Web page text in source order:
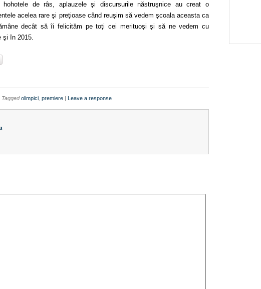
hohotele de râs, aplauzele şi discursurile năstruşnice au creat o
acelea rare şi preţioase când reuşim să vedem şcoala aceasta ca
decât să îi felicităm pe toţi cei merituoşi şi să ne vedem cu
şi în 2015.
Taggedolimpici premiere | Leave a response